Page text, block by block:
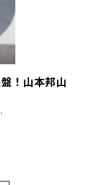
！山本邦山